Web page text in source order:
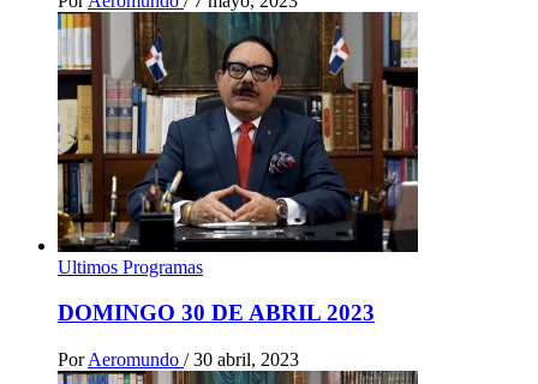
Ultimos Programas
DOMINGO 30 DE ABRIL 2023
Por Aeromundo / 30 abril, 2023